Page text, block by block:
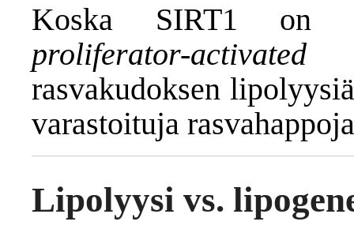
Koska SIRT1 on
proliferator-activated
rasvakudoksen
varastoituja
Lipolyysi vs.